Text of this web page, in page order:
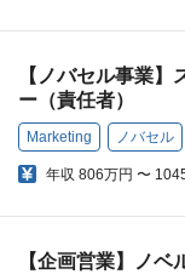
【ノバセル事業
ー（責任者）
Marketing ノバセル
年収 806万円 〜
【企画営業】ノ